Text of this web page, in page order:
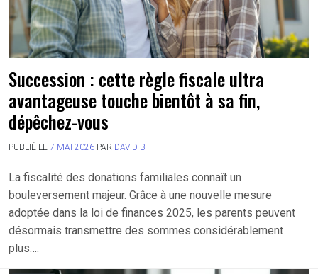
Succession : cette règle fiscale ultra
avantageuse touche bientôt à sa fin,
dépêchez-vous
PUBLIÉ LE 7 MAI 2026 PAR DAVID B
La fiscalité des donations familiales connaît un
bouleversement majeur. Grâce à une nouvelle mesure
adoptée dans la loi de finances 2025, les parents peuvent
désormais transmettre des sommes considérablement
plus….